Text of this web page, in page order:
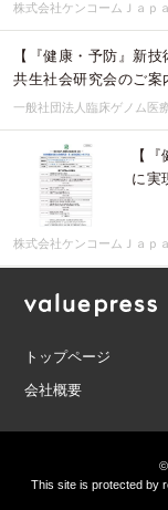
株式会社ケンコームＪａｐ
【『健康・予防』新
共生社会研究会のご案
一般社団法人臨床ゲノム医
【
に実
株式会社ケンコームＪａｐ
トップページ
会社概要
This site is protected by